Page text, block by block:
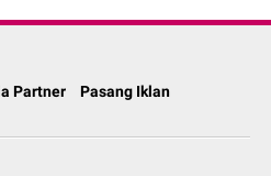
Partner Pasang Iklan